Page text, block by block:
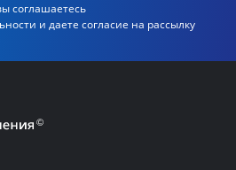
соглашаетесь
и даете согласие на рассылку